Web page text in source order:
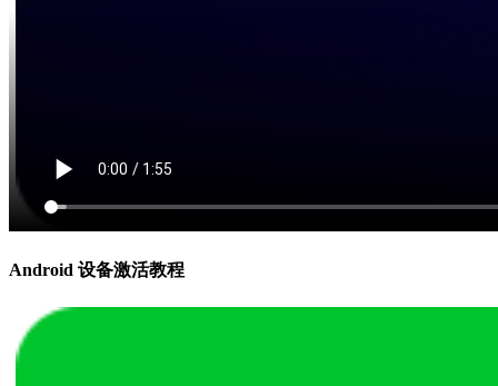
Android 设备激活教程